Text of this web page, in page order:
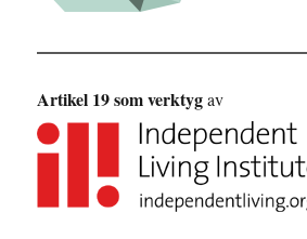
Artikel 19 som verktygav